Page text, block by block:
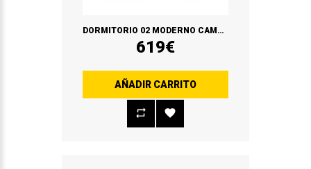
DORMITORIO 02 MODERNO CAMBRIAN/VINTAGE
619€
AÑADIR CARRITO